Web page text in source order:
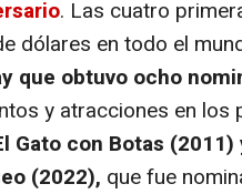
. Las cuatro
dólares en todo el
que obtuvo ocho
y atracciones en los
Gato con Botas
(2022), que fue